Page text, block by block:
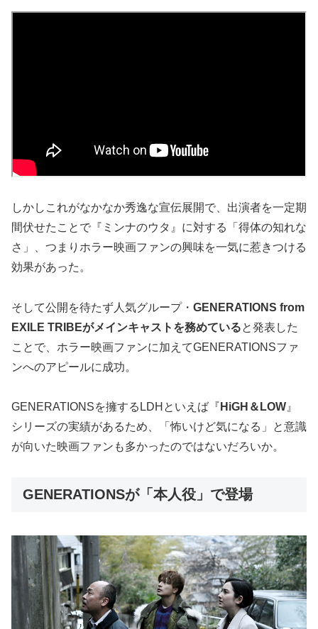
しかしこれがなかなか秀逸な宣伝展開で、出演者を一定期
間伏せたことで『ミンナのウタ』に対する「得体の知れな
さ」、つまりホラー映画ファンの興味を一気に惹きつける
効果があった。
そして公開を待たず人気グループ・ GENERATIONS from
EXILE TRIBEがメインキャストを務めていると発表した
ことで、ホラー映画ファンに加えてGENERATIONSファ
ンへのアピールに成功。
GENERATIONSを擁するLDHといえば『 HiGH＆LOW』
シリーズの実績があるため、「怖いけど気になる」と意識
が向いた映画ファンも多かったのではないだろいか。
GENERATIONSが「本人役」で登場